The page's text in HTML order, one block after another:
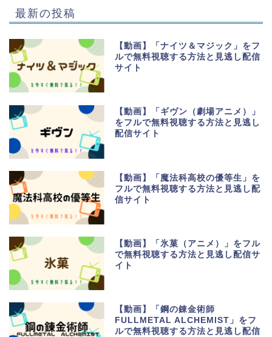
最新の投稿
【動画】「ナイツ＆マジック」をフ
ルで無料視聴する方法と見逃し配信
サイト
【動画】「ギヴン（劇場アニメ）」
をフルで無料視聴する方法と見逃し
配信サイト
【動画】「魔法科高校の優等生」を
フルで無料視聴する方法と見逃し配
信サイト
【動画】「氷菓（アニメ）」をフル
で無料視聴する方法と見逃し配信サ
イト
【動画】「鋼の錬金術師
FULLMETAL ALCHEMIST」をフ
ルで無料視聴する方法と見逃し配信